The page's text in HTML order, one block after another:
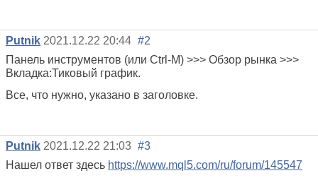
Putnik 2021.12.22 20:44 #2
Панель инструментов (или Ctrl-M) >>> Обзор рынка >>>
Вкладка:Тиковый график.
Все, что нужно, указано в заголовке.
Putnik 2021.12.22 21:03 #3
Нашел ответ здесь https://www.mql5.com/ru/forum/145547